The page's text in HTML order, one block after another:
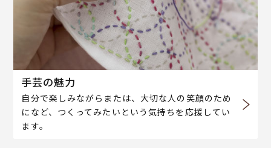
手芸の魅力
自分で楽しみながらまたは、大切な人の笑顔のため
になど、つくってみたいという気持ちを応援してい
ます。